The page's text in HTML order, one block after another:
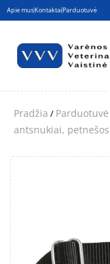
Apie musKontaktaiParduotuvė
Pradžia / Parduotuvė
antsnukiai, petnešos